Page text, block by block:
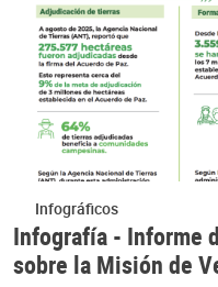
Infográficos
Infografía - Informe
sobre la Misión de